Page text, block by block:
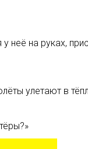
неё на руках,
улетают в